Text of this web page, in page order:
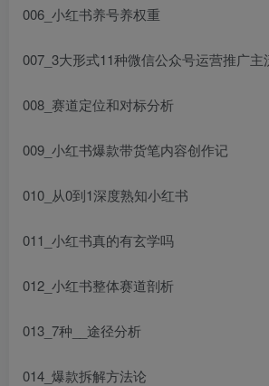
006_小红书养号养权重
007_3大形式11种微信公众号运营推广主
008_赛道定位和对标分析
009_小红书爆款带货笔内容创作记
010_从0到1深度熟知小红书
011_小红书真的有玄学吗
012_小红书整体赛道剖析
013_7种__途径分析
014_爆款拆解方法论